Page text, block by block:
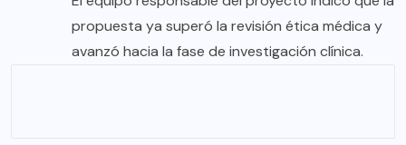
propuesta ya superó la revisión ética médica y
avanzó hacia la fase de investigación clínica.